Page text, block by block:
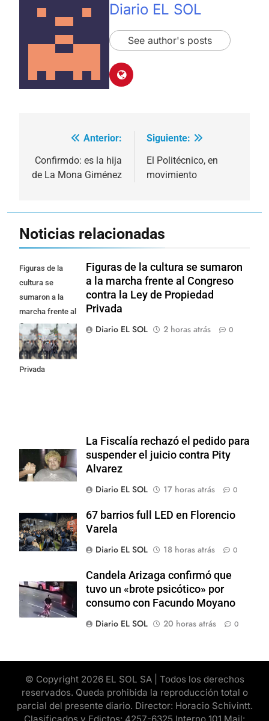
Diario EL SOL
See author's posts
Navegación
de
Anterior:
Confirmdo: es la hija
de La Mona Giménez
Siguiente:
El Politécnico, en
movimiento
Noticias relacionadas
Figuras de la
cultura se
sumaron a la
marcha frente al
Congreso contra
la Ley de
Propiedad
Privada
Figuras de la cultura se sumaron
a la marcha frente al Congreso
contra la Ley de Propiedad
Privada
Diario EL SOL
2 horas atrás 0
La Fiscalía rechazó el pedido para
suspender el juicio contra Pity
Alvarez
Diario EL SOL
17 horas atrás 0
67 barrios full LED en Florencio
Varela
Diario EL SOL
18 horas atrás 0
Candela Arizaga confirmó que
tuvo un «brote psicótico» por
consumo con Facundo Moyano
Diario EL SOL
20 horas atrás 0
© Copyright 2026 EL SOL SA | Todos los derechos
reservados. Queda prohibida la reproducción total o
parcial del presente diario. Director: Horacio Schivintt.
Clasificados y Edictos: 4257-6325 Interno 101 Mail: